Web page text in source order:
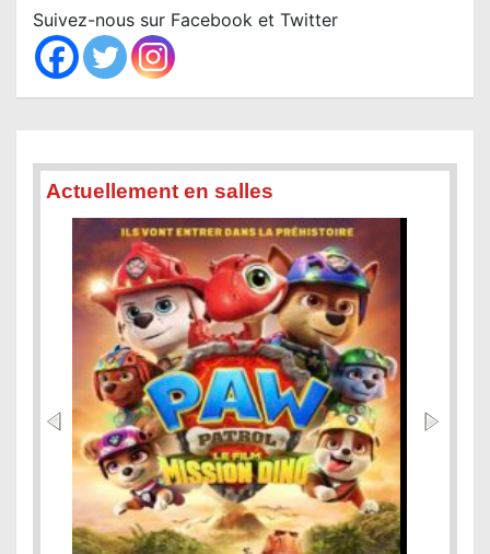
c
h
Suivez-nous sur Facebook et Twitter
Actuellement en salles